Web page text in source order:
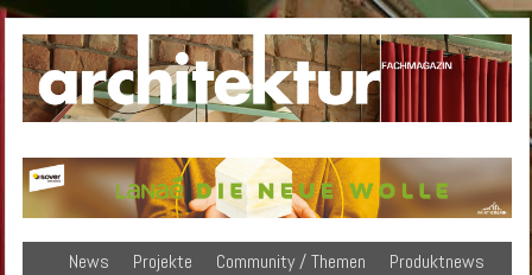
News Projekte Community / Themen
Produktnews